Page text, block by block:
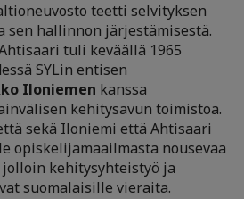
teetti selvityksen
sen hallinnon järjestämisestä.
tuli keväällä 1965
SYLin entisen
Iloniemen kanssa
kehitysavun toimistoa.
sekä Iloniemi että Ahtisaari
opiskelijamaailmasta nousevaa
kehitysyhteistyö ja
suomalaisille vieraita.